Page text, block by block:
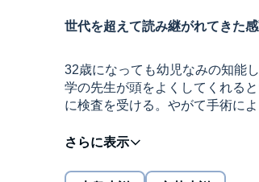
世代を超えて読み継がれてきた
32歳になっても幼児なみの知能
学の先生が頭をよくしてくれる
に検査を受ける。やがて手術に
天才に変貌した青年が愛や憎し